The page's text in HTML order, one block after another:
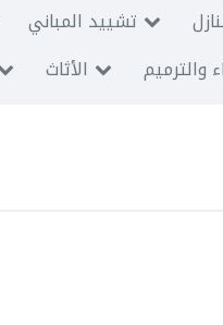
تشييد المباني
الأثاث والترميم